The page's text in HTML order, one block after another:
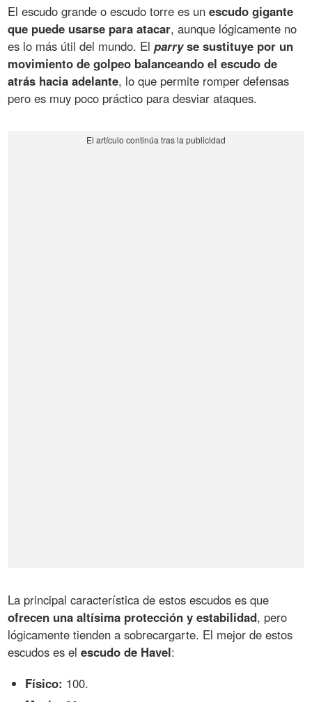
El escudo grande o escudo torre es unescudo gigante
que puede usarse para atacar, aunque lógicamente no
es lo más útil del mundo. Elparryse sustituye por un
movimiento de golpeo balanceando el escudo de
atrás hacia adelante, lo que permite romper defensas
pero es muy poco práctico para desviar ataques.
La principal característica de estos escudos es que
ofrecen una altísima protección y estabilidad, pero
lógicamente tienden a sobrecargarte. El mejor de estos
escudos es elescudo de Havel:
Físico: 100.